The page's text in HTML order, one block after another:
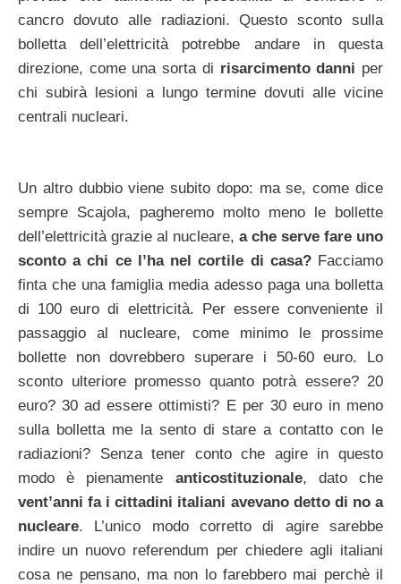
cancro dovuto alle radiazioni. Questo sconto sulla
bolletta dell’elettricità potrebbe andare in questa
direzione, come una sorta di risarcimento danni per
chi subirà lesioni a lungo termine dovuti alle vicine
centrali nucleari.
Un altro dubbio viene subito dopo: ma se, come dice
sempre Scajola, pagheremo molto meno le bollette
dell’elettricità grazie al nucleare, a che serve fare uno
sconto a chi ce l’ha nel cortile di casa?Facciamo
finta che una famiglia media adesso paga una bolletta
di 100 euro di elettricità. Per essere conveniente il
passaggio al nucleare, come minimo le prossime
bollette non dovrebbero superare i 50-60 euro. Lo
sconto ulteriore promesso quanto potrà essere? 20
euro? 30 ad essere ottimisti? E per 30 euro in meno
sulla bolletta me la sento di stare a contatto con le
radiazioni? Senza tener conto che agire in questo
modo è pienamente anticostituzionale, dato che
vent’anni fa i cittadini italiani avevano detto di no a
nucleare. L’unico modo corretto di agire sarebbe
indire un nuovo referendum per chiedere agli italiani
cosa ne pensano, ma non lo farebbero mai perchè il